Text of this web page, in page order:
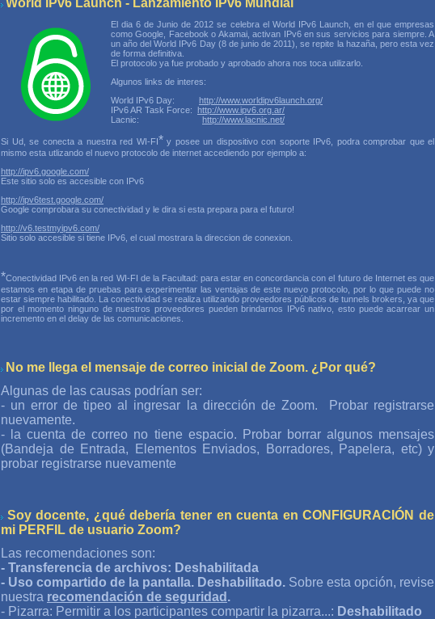
World IPv6 Launch - Lanzamiento IPv6 Mundial
El dia 6 de Junio de 2012 se celebra el World IPv6 Launch, en el que empresas
como Google, Facebook o Akamai, activan IPv6 en sus servicios para siempre. A
un año del World IPv6 Day (8 de junio de 2011), se repite la hazaña, pero esta vez
de forma definitiva.
El protocolo ya fue probado y aprobado ahora nos toca utilizarlo.
Algunos links de interes:
World IPv6 Day: http://www.worldipv6launch.org/
IPv6 AR Task Force: http://www.ipv6.org.ar/
Lacnic: http://www.lacnic.net/
Si Ud, se conecta a nuestra red WI-FI* y posee un dispositivo con soporte IPv6, podra comprobar que el
mismo esta utlizando el nuevo protocolo de internet accediendo por ejemplo a:
http://ipv6.google.com/
Este sitio solo es accesible con IPv6
http://ipv6test.google.com/
Google comprobara su conectividad y le dira si esta prepara para el futuro!
http://v6.testmyipv6.com/
Sitio solo accesible si tiene IPv6, el cual mostrara la direccion de conexion.
*Conectividad IPv6 en la red WI-FI de la Facultad: para estar en concordancia con el futuro de Internet es que
estamos en etapa de pruebas para experimentar las ventajas de este nuevo protocolo, por lo que puede no
estar siempre habilitado. La conectividad se realiza utilizando proveedores públicos de tunnels brokers, ya que
por el momento ninguno de nuestros proveedores pueden brindarnos IPv6 nativo, esto puede acarrear un
incremento en el delay de las comunicaciones.
No me llega el mensaje de correo inicial de Zoom. ¿Por qué?
Algunas de las causas podrían ser:
- un error de tipeo al ingresar la dirección de Zoom. Probar registrarse
nuevamente.
- la cuenta de correo no tiene espacio. Probar borrar algunos mensajes
(Bandeja de Entrada, Elementos Enviados, Borradores, Papelera, etc) y
probar registrarse nuevamente
Soy docente, ¿qué debería tener en cuenta en CONFIGURACIÓN de
mi PERFIL de usuario Zoom?
Las recomendaciones son:
- Transferencia de archivos: Deshabilitada
- Uso compartido de la pantalla. Deshabilitado. Sobre esta opción, revise
nuestra recomendación de seguridad .
- Pizarra: Permitir a los participantes compartir la pizarra...: Deshabilitado